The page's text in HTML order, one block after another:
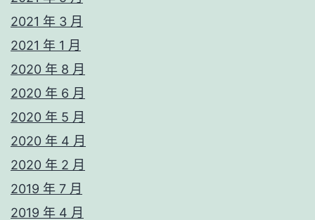
2021 年 3 月
2021 年 1 月
2020 年 8 月
2020 年 6 月
2020 年 5 月
2020 年 4 月
2020 年 2 月
2019 年 7 月
2019 年 4 月